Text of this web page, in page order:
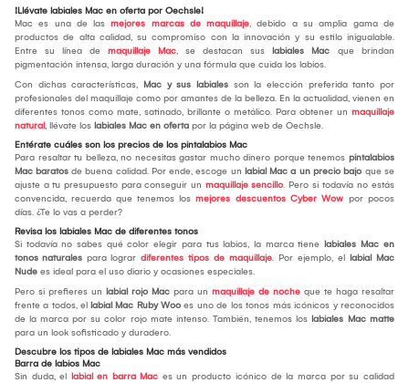
¡Llévate labiales Mac en oferta por Oechsle!
Mac es una de las mejores marcas de maquillaje, debido a su amplia gama de
productos de alta calidad, su compromiso con la innovación y su estilo inigualable.
Entre su línea de maquillaje Mac, se destacan sus labiales Mac que brindan
pigmentación intensa, larga duración y una fórmula que cuida los labios.
Con dichas características, Mac y sus labiales son la elección preferida tanto por
profesionales del maquillaje como por amantes de la belleza. En la actualidad, vienen en
diferentes tonos como mate, satinado, brillante o metálico. Para obtener un maquillaje
natural, llévate los labiales Mac en oferta por la página web de Oechsle.
Entérate cuáles son los precios de los pintalabios Mac
Para resaltar tu belleza, no necesitas gastar mucho dinero porque tenemos pintalabios
Mac baratos de buena calidad. Por ende, escoge un labial Mac a un precio bajo que se
ajuste a tu presupuesto para conseguir un maquillaje sencillo. Pero si todavía no estás
convencida, recuerda que tenemos los mejores descuentos Cyber Wow por pocos
días. ¿Te lo vas a perder?
Revisa los labiales Mac de diferentes tonos
Si todavía no sabes qué color elegir para tus labios, la marca tiene labiales Mac en
tonos naturales para lograr diferentes tipos de maquillaje. Por ejemplo, el labial Mac
Nude es ideal para el uso diario y ocasiones especiales.
Pero si prefieres un labial rojo Mac para un maquillaje de noche que te haga resaltar
frente a todos, el labial Mac Ruby Woo es uno de los tonos más icónicos y reconocidos
de la marca por su color rojo mate intenso. También, tenemos los labiales Mac matte
para un look sofisticado y duradero.
Descubre los tipos de labiales Mac más vendidos
Barra de labios Mac
Sin duda, el labial en barra Mac es un producto icónico de la marca por su calidad